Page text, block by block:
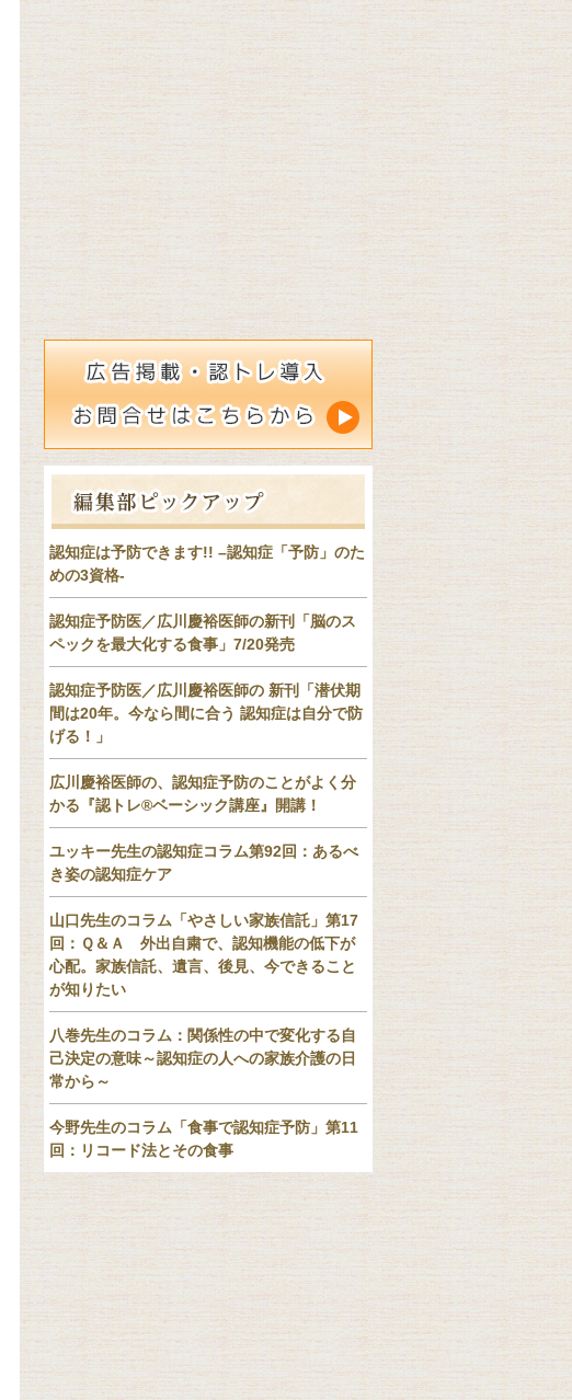
認知症は予防できます!! –認知症「予防」のた
めの3資格-
認知症予防医／広川慶裕医師の新刊「脳のス
ペックを最大化する食事」7/20発売
認知症予防医／広川慶裕医師の 新刊「潜伏期
間は20年。今なら間に合う 認知症は自分で防
げる！」
広川慶裕医師の、認知症予防のことがよく分
かる『認トレ®️ベーシック講座』開講！
ユッキー先生の認知症コラム第92回：あるべ
き姿の認知症ケア
山口先生のコラム「やさしい家族信託」第17
回：Ｑ＆Ａ 外出自粛で、認知機能の低下が
心配。家族信託、遺言、後見、今できること
が知りたい
八巻先生のコラム：関係性の中で変化する自
己決定の意味～認知症の人への家族介護の日
常から～
今野先生のコラム「食事で認知症予防」第11
回：リコード法とその食事